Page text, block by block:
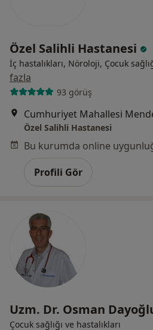
Özel Salihli Hastanesi
İç hastalıkları, Nöroloji, Çocuk
fazla
93 görüş
Özel Salihli Hastanesi
Profili Gör
Uzm. Dr. Osman
Çocuk sağlığı ve hastalıkları